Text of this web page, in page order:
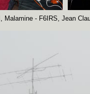
Malamine - F6IRS, Jean